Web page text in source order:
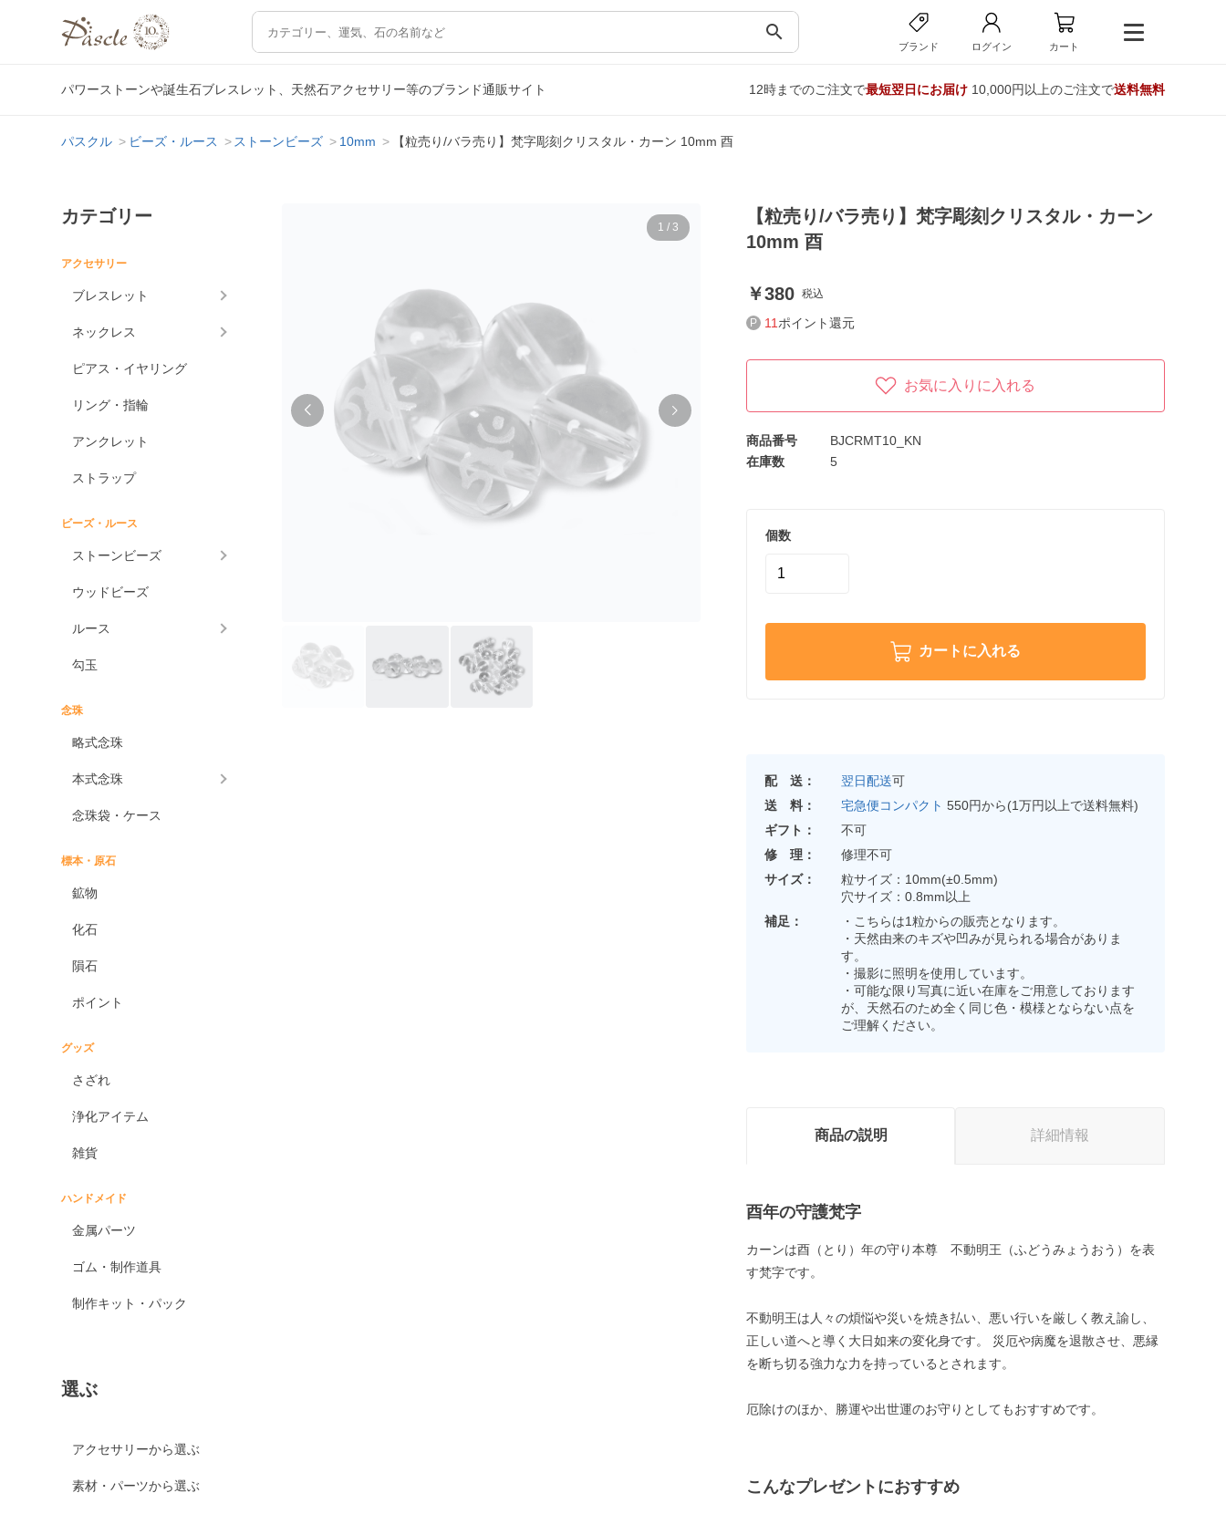
search
ブランド ログイン カート
パワーストーンや誕生石ブレスレット、天然石アクセサリー等のブランド通販サイト 12時までのご注文で最短翌日にお届け10,000円以上のご注文で送料無料
パスクル ビーズ・ルース ストーンビーズ 10mm 【粒売り/バラ売り】梵字彫刻クリスタル・カーン 10mm 酉
カテゴリー
アクセサリー
ブレスレット
ネックレス
ピアス・イヤリング
リング・指輪
アンクレット
ストラップ
ビーズ・ルース
ストーンビーズ
ウッドビーズ
ルース
勾玉
念珠
略式念珠
本式念珠
念珠袋・ケース
標本・原石
鉱物
化石
隕石
ポイント
グッズ
さざれ
浄化アイテム
雑貨
ハンドメイド
金属パーツ
ゴム・制作道具
制作キット・パック
選ぶ
アクセサリーから選ぶ
素材・パーツから選ぶ
1 / 3
【粒売り/バラ売り】梵字彫刻クリスタル・カーン
10mm 酉
380 税込
11 ポイント還元
お気に入りに入れる
商品番号
BJCRMT10_KN
在庫数
5
個数
カートに入れる
配 送： 翌日配送可
送 料：
宅急便コンパクト 550円から(1万円以上で送料無料)
ギフト：
不可
修 理：
修理不可
サイズ：
粒サイズ：10mm(±0.5mm)
穴サイズ：0.8mm以上
補足：
・こちらは1粒からの販売となります。
・天然由来のキズや凹みが見られる場合がありま
す。
・撮影に照明を使用しています。
・可能な限り写真に近い在庫をご用意しております
が、天然石のため全く同じ色・模様とならない点を
ご理解ください。
商品の説明 詳細情報
酉年の守護梵字
カーンは酉（とり）年の守り本尊 不動明王（ふどうみょうおう）を表
す梵字です。
不動明王は人々の煩悩や災いを焼き払い、悪い行いを厳しく教え諭し、
正しい道へと導く大日如来の変化身です。 災厄や病魔を退散させ、悪縁
を断ち切る強力な力を持っているとされます。
厄除けのほか、勝運や出世運のお守りとしてもおすすめです。
こんなプレゼントにおすすめ